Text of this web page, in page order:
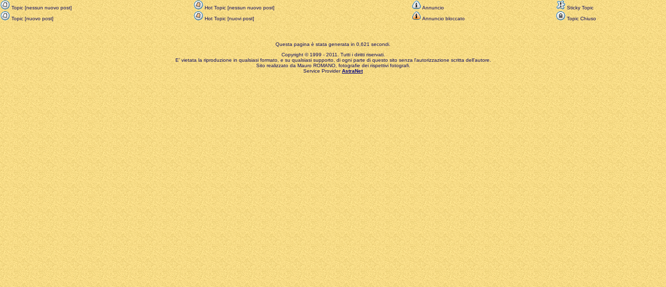
Topic [nessun nuovo post] Hot Topic [nessun nuovo post] Annuncio
Sticky Topic
Topic [nuovo post]
Hot Topic [nuovi post] Annuncio bloccato Topic Chiuso
Questa pagina è stata generata in 0,621 secondi.
Copyright © 1999 - 2011. Tutti i diritti riservati.
E' vietata la riproduzione in qualsiasi formato, e su qualsiasi supporto, di ogni parte di questo sito senza l'autorizzazione scritta dell'autore.
Sito realizzato da Mauro ROMANO, fotografie dei rispettivi fotografi.
Service ProviderAstraNet